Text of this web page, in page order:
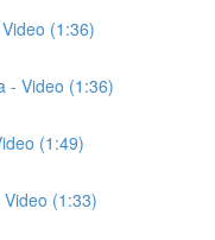
(1:36)
- Video (1:36)
(1:49)
(1:33)